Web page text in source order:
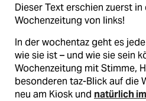
Dieser Text erschien zuerst in
Wochenzeitung von links!
In der wochentaz geht es
wie sie ist – und wie sie sein
Wochenzeitung mit Stimme,
besonderen taz-Blick auf die
neu am Kiosk und natürlich